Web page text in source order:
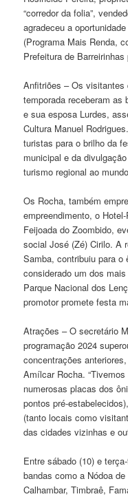
“corredor da folia”,
agradeceu a
(Programa Mais Renda,
Prefeitura de
Anfitriões – Os visitantes
temporada receberam
e sua esposa Lurdes,
Cultura Manuel
turistas para o brilho da
municipal e da
turismo regional ao
Os Rocha, também
empreendimento, o
Feijoada do Zoombido,
social José (Zé) Cirilo. A
Samba, contribuiu para o
considerado um dos
Parque Nacional dos
promotor promete festa
Atrações – O secretário
programação 2024
concentrações
Amílcar Rocha.
numerosas placas dos
pontos pré-
(tanto locais como
das cidades vizinhas e
Entre sábado (10) e
bandas como a Nódoa
Calhambar, Timbraê,